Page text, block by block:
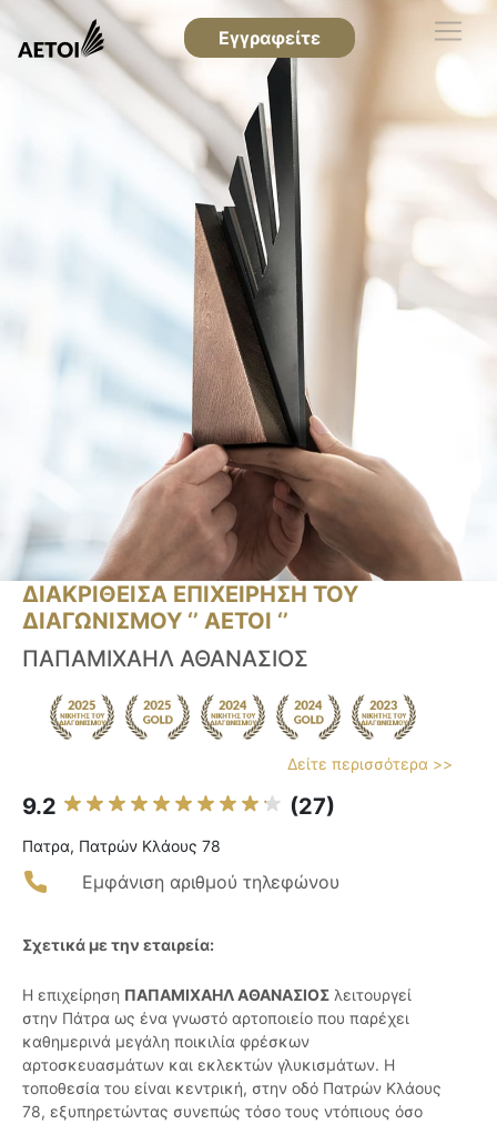
Εγγραφείτε
ΔΙΑΚΡΙΘΕΙΣΑ ΕΠΙΧΕΙΡΗΣΗ ΤΟΥ
ΔΙΑΓΩΝΙΣΜΟΥ ‘’ ΑΕΤΟΙ ‘’
ΠΑΠΑΜΙΧΑΗΛ ΑΘΑΝΑΣΙΟΣ
Δείτε περισσότερα >>
9.2 (27)
Πατρα, Πατρών Κλάους 78
Εμφάνιση αριθμού τηλεφώνου
Σχετικά με την εταιρεία:
Η επιχείρηση ΠΑΠΑΜΙΧΑΗΛ ΑΘΑΝΑΣΙΟΣ λειτουργεί
στην Πάτρα ως ένα γνωστό αρτοποιείο που παρέχει
καθημερινά μεγάλη ποικιλία φρέσκων
αρτοσκευασμάτων και εκλεκτών γλυκισμάτων. Η
τοποθεσία του είναι κεντρική, στην οδό Πατρών Κλάους
78, εξυπηρετώντας συνεπώς τόσο τους ντόπιους όσο